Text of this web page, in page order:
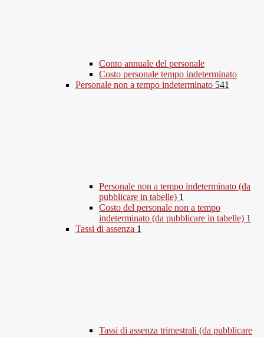
Conto annuale del personale
Costo personale tempo indeterminato
Personale non a tempo indeterminato 541
Personale non a tempo indeterminato (da
pubblicare in tabelle) 1
Costo del personale non a tempo
indeterminato (da pubblicare in tabelle) 1
Tassi di assenza 1
Tassi di assenza trimestrali (da pubblicare